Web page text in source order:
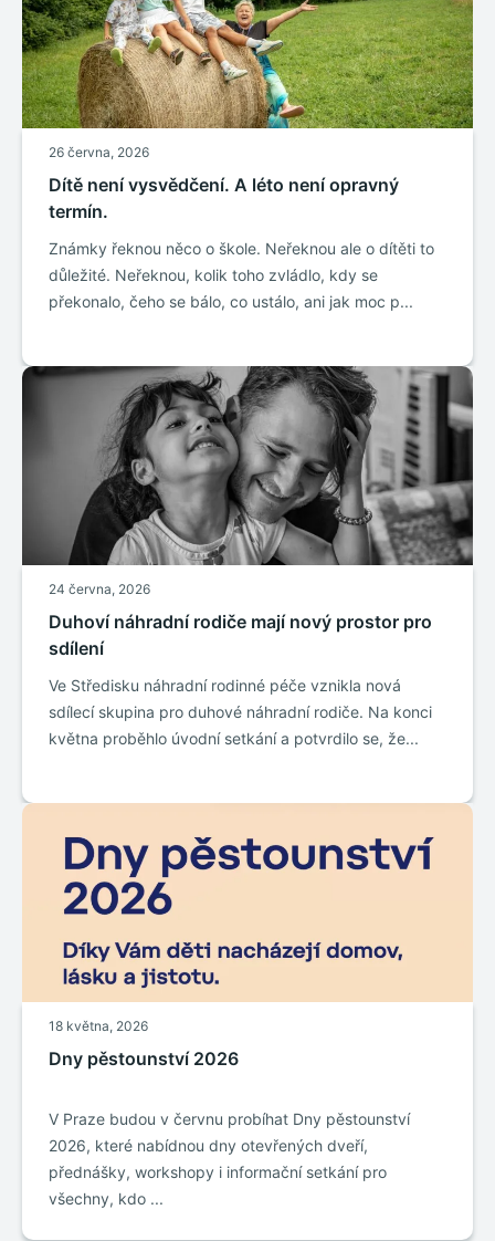
26 června, 2026
Dítě není vysvědčení. A léto není opravný
termín.
Známky řeknou něco o škole. Neřeknou ale o dítěti to
důležité. Neřeknou, kolik toho zvládlo, kdy se
překonalo, čeho se bálo, co ustálo, ani jak moc p...
24 června, 2026
Duhoví náhradní rodiče mají nový prostor pro
sdílení
Ve Středisku náhradní rodinné péče vznikla nová
sdílecí skupina pro duhové náhradní rodiče. Na konci
května proběhlo úvodní setkání a potvrdilo se, že...
18 května, 2026
Dny pěstounství 2026
V Praze budou v červnu probíhat Dny pěstounství
2026, které nabídnou dny otevřených dveří,
přednášky, workshopy i informační setkání pro
všechny, kdo ...